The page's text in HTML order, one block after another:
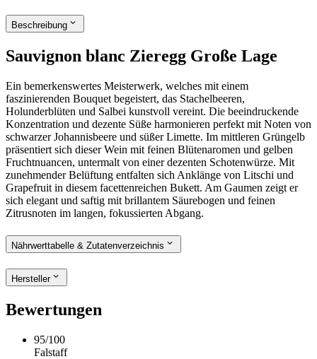
Beschreibung
Sauvignon blanc Zieregg Große Lage
Ein bemerkenswertes Meisterwerk, welches mit einem
faszinierenden Bouquet begeistert, das Stachelbeeren,
Holunderblüten und Salbei kunstvoll vereint. Die beeindruckende
Konzentration und dezente Süße harmonieren perfekt mit Noten von
schwarzer Johannisbeere und süßer Limette. Im mittleren Grüngelb
präsentiert sich dieser Wein mit feinen Blütenaromen und gelben
Fruchtnuancen, untermalt von einer dezenten Schotenwürze. Mit
zunehmender Belüftung entfalten sich Anklänge von Litschi und
Grapefruit in diesem facettenreichen Bukett. Am Gaumen zeigt er
sich elegant und saftig mit brillantem Säurebogen und feinen
Zitrusnoten im langen, fokussierten Abgang.
Nährwerttabelle & Zutatenverzeichnis
Hersteller
Bewertungen
95/100
Falstaff